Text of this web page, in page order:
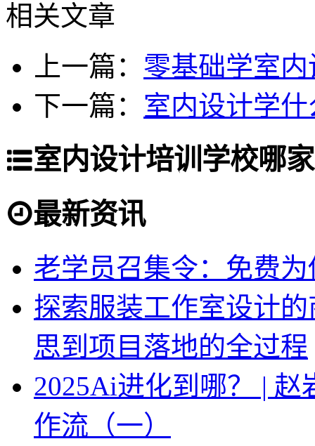
相关文章
上一篇： 零基础学室
下一篇： 室内设计学
室内设计培训学校哪
最新资讯
老学员召集令：免费
探索服装工作室设计
思到项目落地的全过程
2025Ai进化到哪？ |
作流（一）